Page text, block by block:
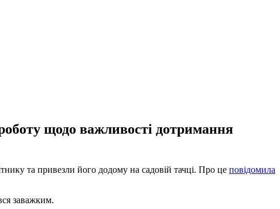
щодо важливості дотримання
та привезли його додому на садовій тачці. Про це повідомила
заважким.